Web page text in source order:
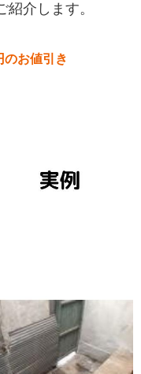
介します。
お値引き